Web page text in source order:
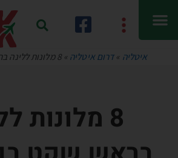
איטליה »דרום איטליה »8 מלונות ללינה בראש שקט בנאפולי
8 מלונות